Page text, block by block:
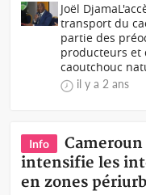
Joël
transport du
partie des
producteurs et
caoutchouc
il y a 2 ans
Info
intensifie les
en zones